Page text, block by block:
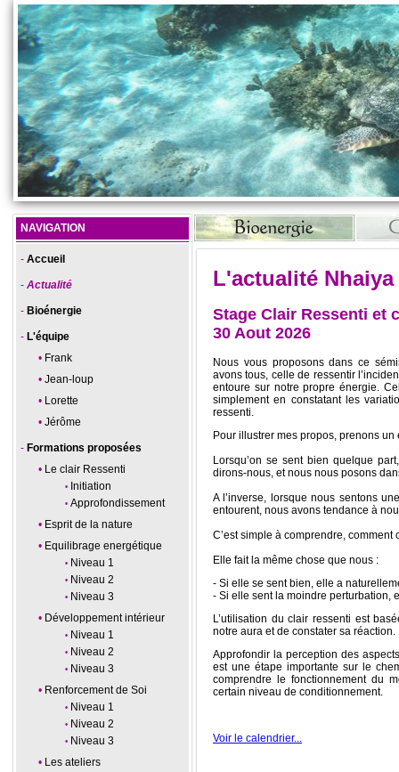
NAVIGATION
Accueil
Actualité
Bioénergie
L'équipe
Frank
Jean-loup
Lorette
Jérôme
Formations proposées
Le clair Ressenti
Initiation
Approfondissement
Esprit de la nature
Equilibrage energétique
Niveau 1
Niveau 2
Niveau 3
Développement intérieur
Niveau 1
Niveau 2
Niveau 3
Renforcement de Soi
Niveau 1
Niveau 2
Niveau 3
Les ateliers
L'actualité Nhaiya
Stage Clair Ressenti et
30 Aout 2026
Nous vous proposons dans ce
avons tous, celle de ressentir
entoure sur notre propre énergie.
simplement en constatant les
ressenti.
Pour illustrer mes propos, prenons un
Lorsqu’on se sent bien quelque
dirons-nous, et nous nous posons
A l’inverse, lorsque nous sentons
entourent, nous avons tendance à
C’est simple à comprendre,
Elle fait la même chose que nous :
- Si elle se sent bien, elle a
- Si elle sent la moindre perturbation,
L’utilisation du clair ressenti est
notre aura et de constater sa réaction.
Approfondir la perception des
est une étape importante sur le
comprendre le fonctionnement du
certain niveau de conditionnement.
Voir le calendrier...